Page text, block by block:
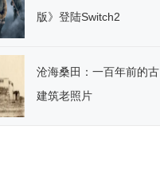
版》登陆Switch2
沧海桑田：一百年前的古
建筑老照片